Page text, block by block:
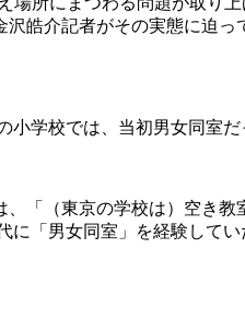
皓介記者がその実態に迫っ
学校では、当初男女同室
「（東京の学校は）空き
「男女同室」を経験して